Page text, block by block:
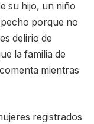
su hijo, un niño
porque no
delirio de
la familia de
mientras
registrados